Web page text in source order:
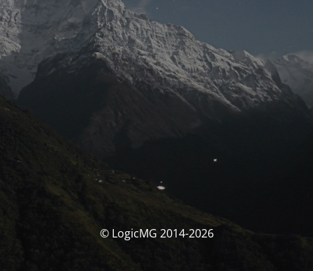
© LogicMG 2014-2026